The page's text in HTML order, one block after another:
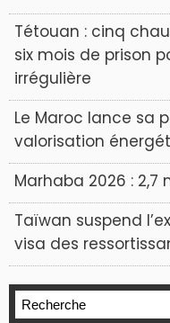
Tétouan : cinq
six mois de prison
irrégulière
Le Maroc lance sa
valorisation
Marhaba 2026 : 2,7
Taïwan suspend
visa des